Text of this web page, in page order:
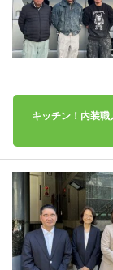
キッチン！内装